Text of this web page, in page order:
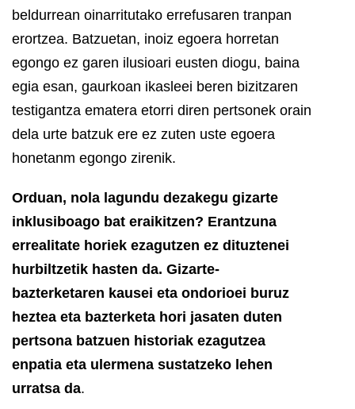
beldurrean oinarritutako errefusaren tranpan
erortzea. Batzuetan, inoiz egoera horretan
egongo ez garen ilusioari eusten diogu, baina
egia esan, gaurkoan ikasleei beren bizitzaren
testigantza ematera etorri diren pertsonek orain
dela urte batzuk ere ez zuten uste egoera
honetanm egongo zirenik.
Orduan, nola lagundu dezakegu gizarte
inklusiboago bat eraikitzen? Erantzuna
errealitate horiek ezagutzen ez dituztenei
hurbiltzetik hasten da. Gizarte-
bazterketaren kausei eta ondorioei buruz
heztea eta bazterketa hori jasaten duten
pertsona batzuen historiak ezagutzea
enpatia eta ulermena sustatzeko lehen
urratsa da.